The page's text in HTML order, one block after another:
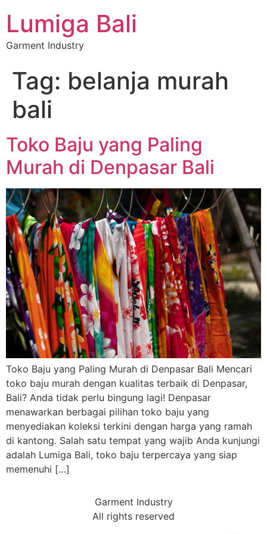
Lumiga Bali
Garment Industry
Tag: belanja murah
bali
Toko Baju yang Paling
Murah di Denpasar Bali
Toko Baju yang Paling Murah di Denpasar Bali Mencari
toko baju murah dengan kualitas terbaik di Denpasar,
Bali? Anda tidak perlu bingung lagi! Denpasar
menawarkan berbagai pilihan toko baju yang
menyediakan koleksi terkini dengan harga yang ramah
di kantong. Salah satu tempat yang wajib Anda kunjungi
adalah Lumiga Bali, toko baju terpercaya yang siap
memenuhi […]
Garment Industry
All rights reserved